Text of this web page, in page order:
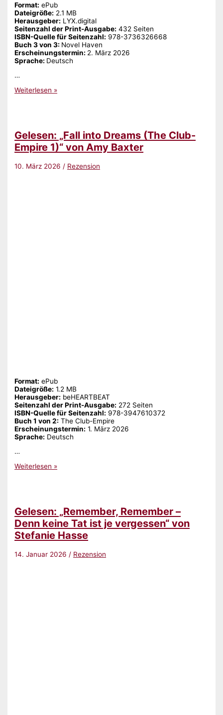
Format: ePub
Dateigröße: ‎2.1 MB
Herausgeber: ‎LYX.digital
Seitenzahl der Print-Ausgabe: ‎432 Seiten
ISBN-Quelle für Seitenzahl: ‎978-3736326668
Buch 3 von 3: ‎ Novel Haven
Erscheinungstermin: ‎ 2. März 2026
Sprache: ‎ Deutsch
…
Gelesen:
Dreams“
von
Anabelle
Weiterlesen »
Gelesen: „Fall into Dreams (The Club-
Empire 1)“ von Amy Baxter
10. März 2026 / Rezension
Format: ePub
Dateigröße: ‎1.2 MB
Herausgeber: ‎beHEARTBEAT
Seitenzahl der Print-Ausgabe: ‎272 Seiten
ISBN-Quelle für Seitenzahl: ‎978-3947610372
Buch 1 von 2: ‎The Club-Empire
Erscheinungstermin: ‎1. März 2026
Sprache: ‎Deutsch
…
Gelesen:
Empire
1)“
von
Amy
Weiterlesen »
Gelesen: „Remember, Remember –
Denn keine Tat ist je vergessen“ von
Stefanie Hasse
14. Januar 2026 / Rezension